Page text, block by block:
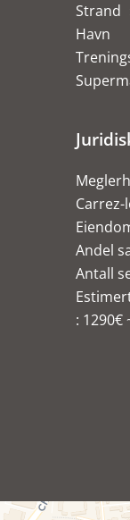
Strand
Havn
Andel
Antall
: 1290€